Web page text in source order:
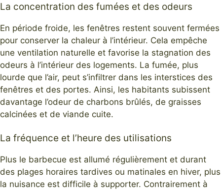
La concentration des fumées et des odeurs
En période froide, les fenêtres restent souvent fermées
pour conserver la chaleur à l’intérieur. Cela empêche
une ventilation naturelle et favorise la stagnation des
odeurs à l’intérieur des logements. La fumée, plus
lourde que l’air, peut s’infiltrer dans les interstices des
fenêtres et des portes. Ainsi, les habitants subissent
davantage l’odeur de charbons brûlés, de graisses
calcinées et de viande cuite.
La fréquence et l’heure des utilisations
Plus le barbecue est allumé régulièrement et durant
des plages horaires tardives ou matinales en hiver, plus
la nuisance est difficile à supporter. Contrairement à